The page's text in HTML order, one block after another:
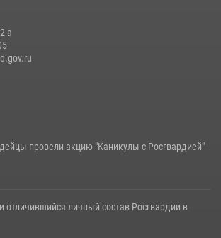
а
провели акцию "Каникулы с Росгвардией"
отличившийся личный состав Росгвардии в